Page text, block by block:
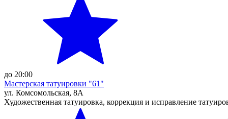
до 20:00
Мастерская татуировки "61"
ул. Комсомольская, 8А
Художественная татуировка, коррекция и исправление